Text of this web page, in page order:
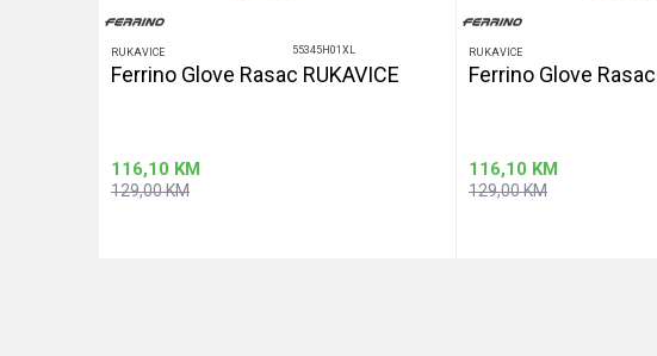
RUKAVICE 55345H01XL
Ferrino Glove Rasac RUKAVICE
116,10 KM
129,00KM
RUKAVICE
Ferrino Glove Rasac
116,10 KM
129,00KM